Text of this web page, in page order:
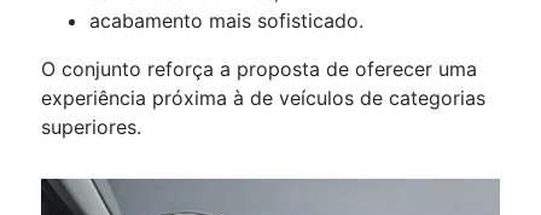
acabamento mais sofisticado.
O conjunto reforça a proposta de oferecer uma
experiência próxima à de veículos de categorias
superiores.